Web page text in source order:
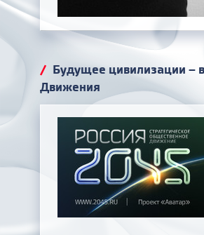
/ Будущее цивилизации –
Движения